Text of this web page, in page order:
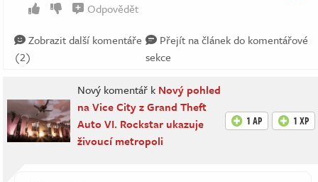
Odpovědět
Zobrazit další komentáře
(2)
Přejít na článek do komentářové
sekce
Nový komentář k Nový pohled
na Vice City z Grand Theft
Auto VI. Rockstar ukazuje
živoucí metropoli
1 AP 1 XP